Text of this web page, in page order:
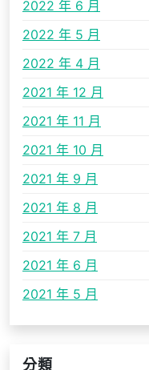
2022 年 6 月
2022 年 5 月
2022 年 4 月
2021 年 12 月
2021 年 11 月
2021 年 10 月
2021 年 9 月
2021 年 8 月
2021 年 7 月
2021 年 6 月
2021 年 5 月
分類